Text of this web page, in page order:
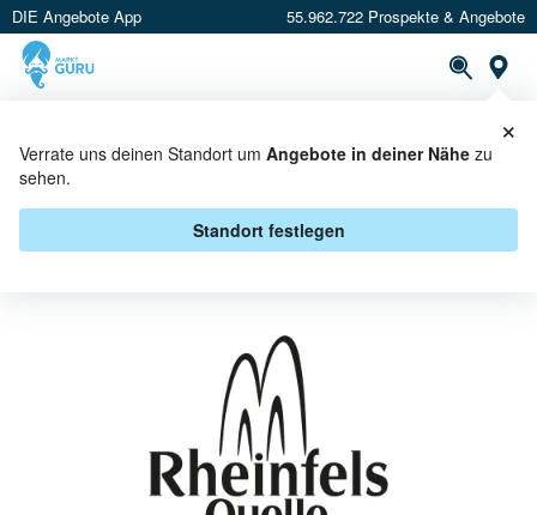
DIE Angebote App 55.962.722 Prospekte & Angebote
Verrate uns deinen Standort um Angebote in deiner Nähe zu
sehen.
Standort festlegen
×
RHEINFELS QUELLE BEI NETTO
MARKEN-DISCOUNT - ANGEBOTE
& AKTIONEN